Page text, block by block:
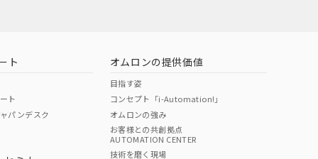
ト
ト
パンデスク
オムロンの提供価値
目指す姿
コンセプト「i-Automation!」
オムロンの強み
お客様との共創拠点
AUTOMATION CENTER
技術を磨く現場